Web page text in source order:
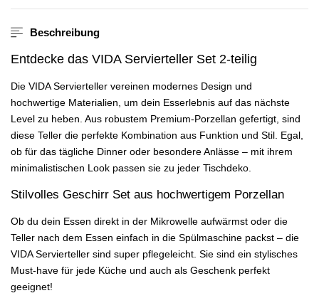
Beschreibung
Entdecke das VIDA Servierteller Set 2-teilig
Die VIDA Servierteller vereinen modernes Design und
hochwertige Materialien, um dein Esserlebnis auf das nächste
Level zu heben. Aus robustem Premium-Porzellan gefertigt, sind
diese Teller die perfekte Kombination aus Funktion und Stil. Egal,
ob für das tägliche Dinner oder besondere Anlässe – mit ihrem
minimalistischen Look passen sie zu jeder Tischdeko.
Stilvolles Geschirr Set aus hochwertigem Porzellan
Ob du dein Essen direkt in der Mikrowelle aufwärmst oder die
Teller nach dem Essen einfach in die Spülmaschine packst – die
VIDA Servierteller sind super pflegeleicht. Sie sind ein stylisches
Must-have für jede Küche und auch als Geschenk perfekt
geeignet!